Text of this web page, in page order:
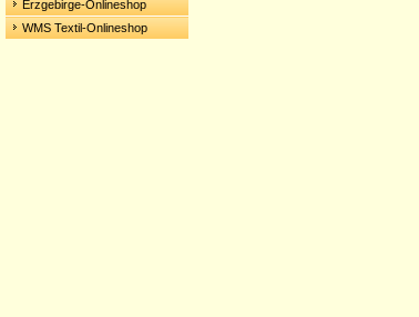
Erzgebirge-Onlineshop
WMS Textil-Onlineshop